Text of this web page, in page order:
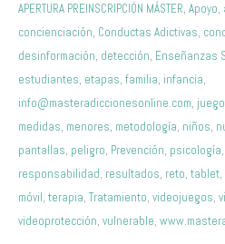
APERTURA PREINSCRIPCIÓN MÁSTER, Apoyo,
concienciación, Conductas Adictivas,
desinformación, detección, Enseñanzas
estudiantes, etapas, familia, infancia,
info@masteradiccionesonline.com,
medidas, menores, metodología, niños,
pantallas, peligro, Prevención, psicología,
responsabilidad, resultados, reto, tablet,
móvil, terapia, Tratamiento, videojuegos,
videoprotección, vulnerable,